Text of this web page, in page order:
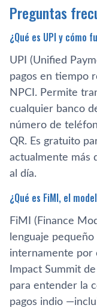
Preguntas
¿Qué es UPI y cómo
UPI (Unified
pagos en tiempo
NPCI. Permite
cualquier banco
número de
QR. Es gratuito
actualmente más
al día.
¿Qué es FiMI, el
FiMI (Finance
lenguaje
internamente por
Impact Summit
para entender la
pagos indio